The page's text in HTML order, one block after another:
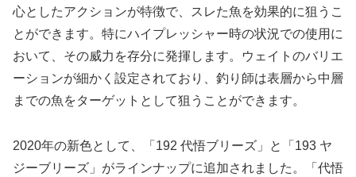
心としたアクションが特徴で、スレた魚を効果的に狙うこ
とができます。特にハイプレッシャー時の状況での使用に
おいて、その威力を存分に発揮します。ウェイトのバリエ
ーションが細かく設定されており、釣り師は表層から中層
までの魚をターゲットとして狙うことができます。
2020年の新色として、「192 代悟ブリーズ」と「193 ヤ
ジーブリーズ」がラインナップに追加されました。「代悟